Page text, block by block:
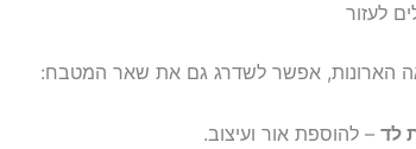
לעזור
הארונות, אפשר לשדרג גם את שאר המטבח:
לד – להוספת אור ועיצוב.